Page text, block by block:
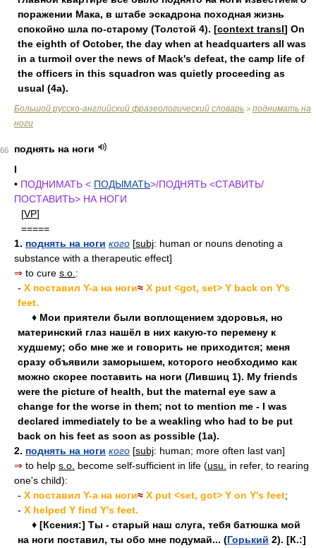
поражении Мака, в штабе эскадрона походная жизнь
спокойно шла по-старому (Толстой 4). [context transl] On
the eighth of October, the day when at headquarters all was
in a turmoil over the news of Mack's defeat, the camp life of
the officers in this squadron was quietly proceeding as
usual (4a).
Большой русско-английский фразеологический словарь > поднимать на
ноги
66
поднять на ноги
I
• ПОДНИМАТЬ < ПОДЫМАТЬ>/ПОДНЯТЬ <СТАВИТЬ/
ПОСТАВИТЬ> НА НОГИ
[VP]
=====
1. поднять на ноги кого [subj: human or nouns denoting a
substance with a therapeutic effect]
⇒ to cure s.o. :
- X поставил Y-а на ноги≈ X put <got, set> Y back on Y's
feet.
♦ Мои приятели были воплощением здоровья, но
материнский глаз нашёл в них какую-то перемену к
худшему; обо мне же и говорить не приходится; меня
сразу объявили заморышем, которого необходимо как
можно скорее поставить на ноги (Лившиц 1). My friends
were the picture of health, but the maternal eye saw a
change for the worse in them; not to mention me - I was
declared immediately to be a weakling who had to be put
back on his feet as soon as possible (1a).
2. поднять на ноги кого [subj: human; more often last van]
⇒ to help s.o. become self-sufficient in life (usu.
in refer, to rearing
one's child):
- X поставил Y-а на ноги≈ X put <set, got> Y on Y's feet;
- X helped Y find Y's feet.
♦ [Ксения:] Ты - старый наш слуга, тебя батюшка мой
на ноги поставил, ты обо мне подумай... (Горький 2). [К.:]